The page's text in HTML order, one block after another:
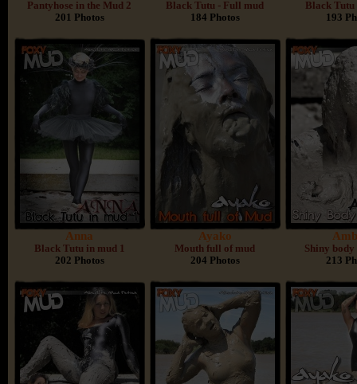
Pantyhose in the Mud 2
201 Photos
Black Tutu - Full mud
184 Photos
Black Tutu
193
Anna
Black Tutu in mud 1
202 Photos
Ayako
Mouth full of mud
204 Photos
Shiny
213